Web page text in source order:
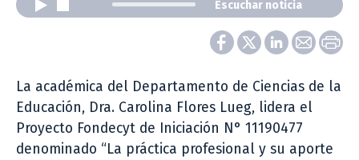
Escuchar noticia
La académica del Departamento de Ciencias de la
Educación, Dra. Carolina Flores Lueg, lidera el
Proyecto Fondecyt de Iniciación N° 11190477
denominado “La práctica profesional y su aporte